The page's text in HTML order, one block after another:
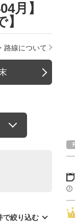
月】
路線について
で絞り込む